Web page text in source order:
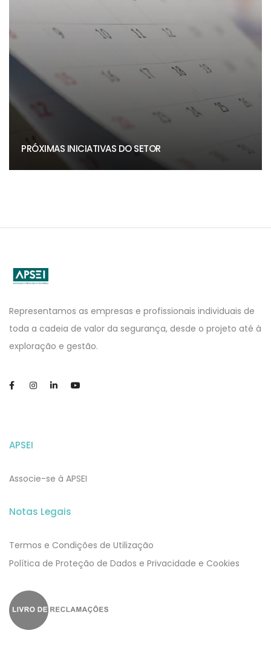
PRÓXIMAS INICIATIVAS DO SETOR
Representamos as empresas e profissionais individuais de
toda a cadeia de valor da segurança, desde o projeto até à
exploração e gestão.
APSEI
Associe-se à APSEI
Notas Legais
Termos e Condições de Utilização
​​Política de Proteção de Dados e Privacidade e Cookies